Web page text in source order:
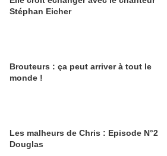
Stéphan Eicher
Brouteurs : ça peut arriver à tout le
monde !
Les malheurs de Chris : Episode N°2
Douglas